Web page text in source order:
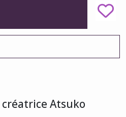
Atsuko